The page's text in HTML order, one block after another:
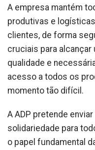
A empresa mantém
produtivas e
clientes, de forma
cruciais para alcançar
qualidade e
acesso a todos os
momento tão difícil.
A ADP pretende
solidariedade para
o papel fundamental